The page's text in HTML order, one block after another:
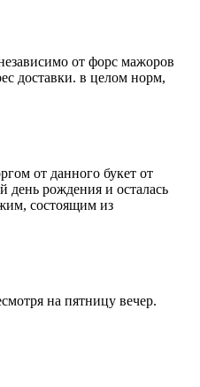
от форс мажоров
доставки. в целом норм,
от данного букет от
день рождения и осталась
состоящим из
на пятницу вечер.